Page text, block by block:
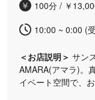
アをお過ごしくだ
100分 / ￥
10:00 ~ 0:00 (
＜お店説明＞ サン
AMARA(アマラ)。
イベート空間で、